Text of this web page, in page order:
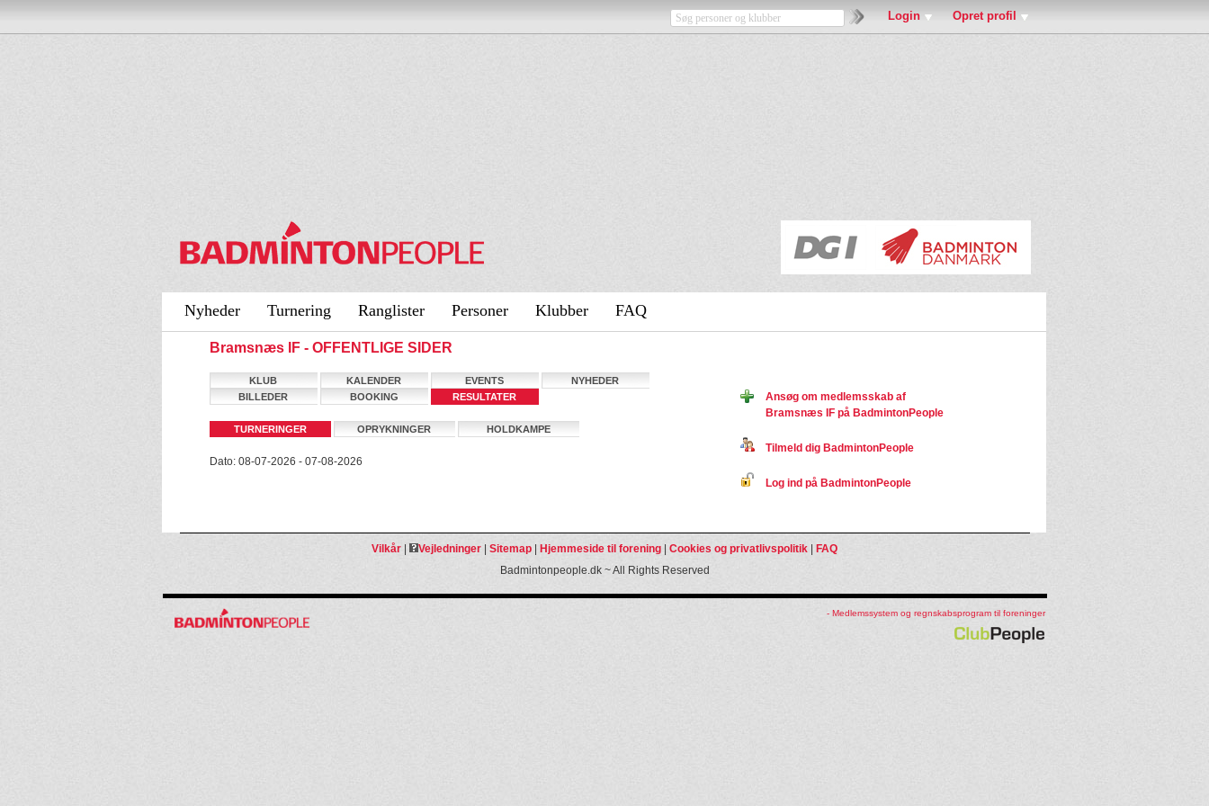
Login Opret profil
Nyheder Turnering Ranglister Personer Klubber FAQ
Bramsnæs IF - OFFENTLIGE SIDER
KLUB KALENDER EVENTS
NYHEDER
BILLEDER
BOOKING RESULTATER
TURNERINGER OPRYKNINGER HOLDKAMPE
Dato: 08-07-2026 - 07-08-2026
Ansøg om medlemsskab af
Bramsnæs IF på BadmintonPeople
Tilmeld dig BadmintonPeople
Log ind på BadmintonPeople
Vilkår Vejledninger Sitemap Hjemmeside til forening Cookies og privatlivspolitik
FAQ
Badmintonpeople.dk ~ All Rights Reserved
- Medlemssystem og regnskabsprogram til foreninger